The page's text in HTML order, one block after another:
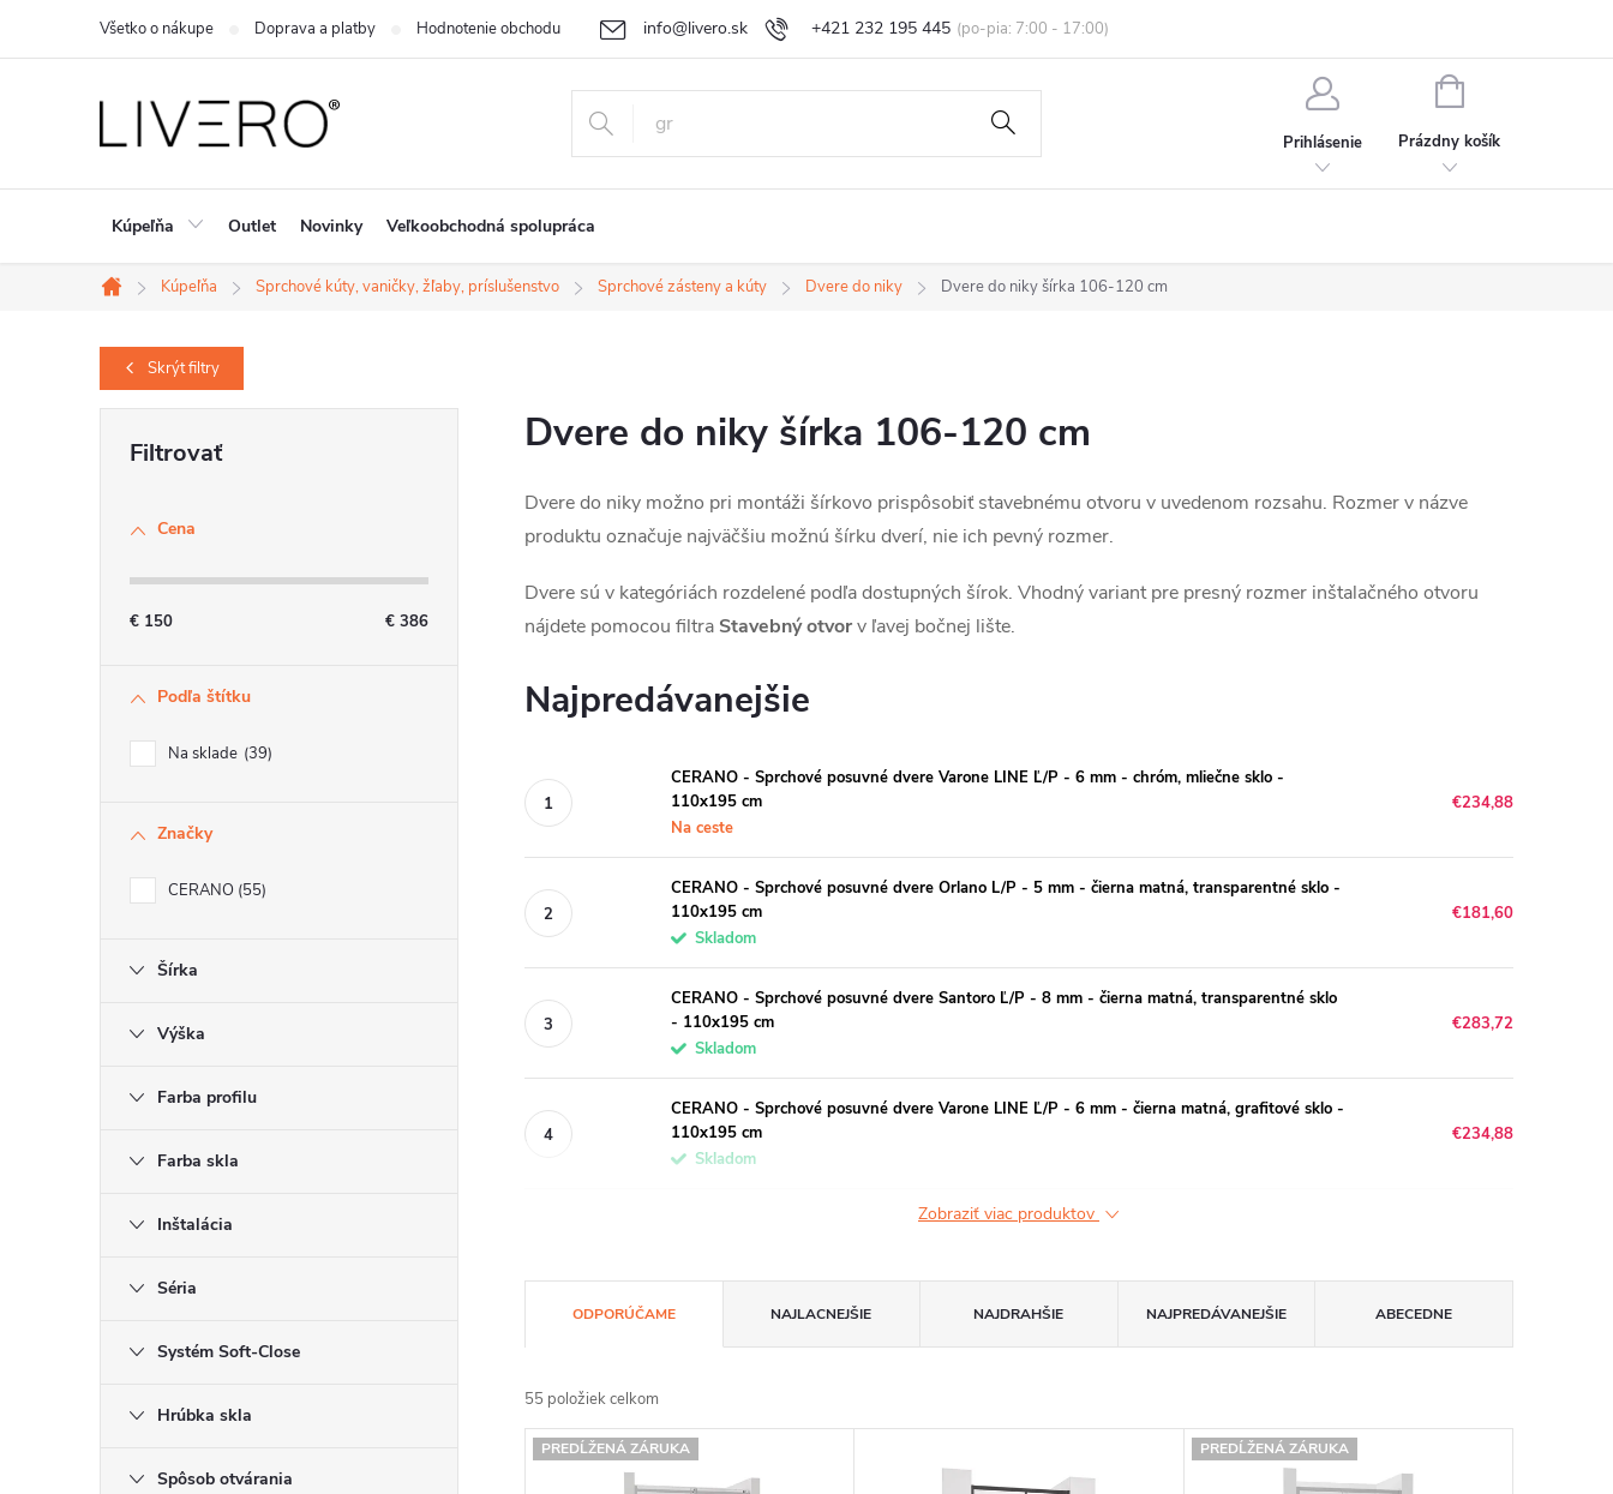
+421 232 195 445
info@livero.sk
Všetko o nákupe Doprava a platby Hodnotenie obchodu Vrátenie tovaru a reklamácia Obchodné podmienky Podmienky ochrany osobných údajov
Prihlásenie
NÁKUPNÝ
Prázdny košík
Kúpeľňa Outlet Novinky Veľkoobchodná spolupráca
Domov
Kúpeľňa Sprchové kúty, vaničky, žľaby, príslušenstvo Sprchové zásteny a kúty Dvere do niky Dvere do niky šírka 106-120 cm
Skrýtfiltry
Cena
€ 150 € 386
Podľa štítku
Na sklade 39
Značky
CERANO 55
Šírka
Výška
Farba profilu
Farba skla
Inštalácia
Séria
Systém Soft-Close
Hrúbka skla
Spôsob otvárania
Dvere do niky šírka 106-120 cm
Dvere do niky možno pri montáži šírkovo prispôsobiť stavebnému otvoru v uvedenom rozsahu. Rozmer v názve
produktu označuje najväčšiu možnú šírku dverí, nie ich pevný rozmer.
Dvere sú v kategóriách rozdelené podľa dostupných šírok. Vhodný variant pre presný rozmer inštalačného otvoru
nájdete pomocou filtra Stavebný otvorv ľavej bočnej lište.
Najpredávanejšie
CERANO - Sprchové posuvné dvere Varone LINE Ľ/P - 6 mm - chróm, mliečne sklo -
110x195 cm
Na ceste
€234,88
CERANO - Sprchové posuvné dvere Orlano L/P - 5 mm - čierna matná, transparentné sklo -
110x195 cm
Skladom
€181,60
CERANO - Sprchové posuvné dvere Santoro Ľ/P - 8 mm - čierna matná, transparentné sklo
- 110x195 cm
Skladom
€283,72
CERANO - Sprchové posuvné dvere Varone LINE Ľ/P - 6 mm - čierna matná, grafitové sklo -
110x195 cm
Skladom
€234,88
Zobraziť viac produktov
a
d
e
ODPORÚČAME NAJLACNEJŠIE NAJDRAHŠIE NAJPREDÁVANEJŠIE ABECEDNE
55 položiek celkom
VPREDĹŽENÁ ZÁRUKA PREDĹŽENÁ ZÁRUKA